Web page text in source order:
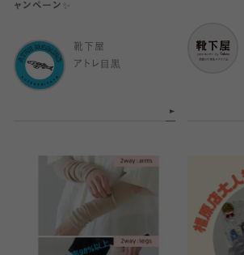
ャンペーン✨
靴下屋
アトレ目黒